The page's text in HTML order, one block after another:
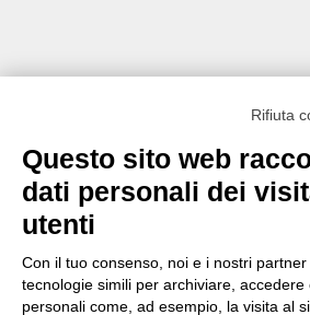
Rifiuta
Questo sito web
dati personali dei
utenti
Con il tuo consenso, noi e i nostri
tecnologie simili per archiviare,
personali come, ad esempio, la visita al